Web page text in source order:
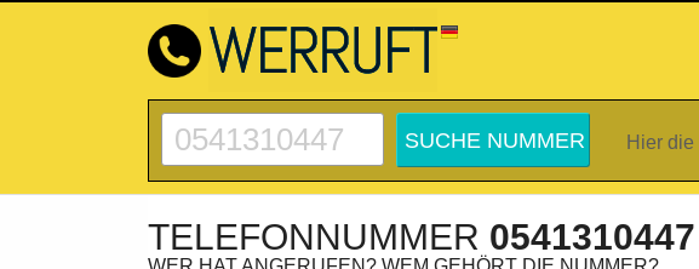
Hier die
TELEFONNUMMER 0541310447